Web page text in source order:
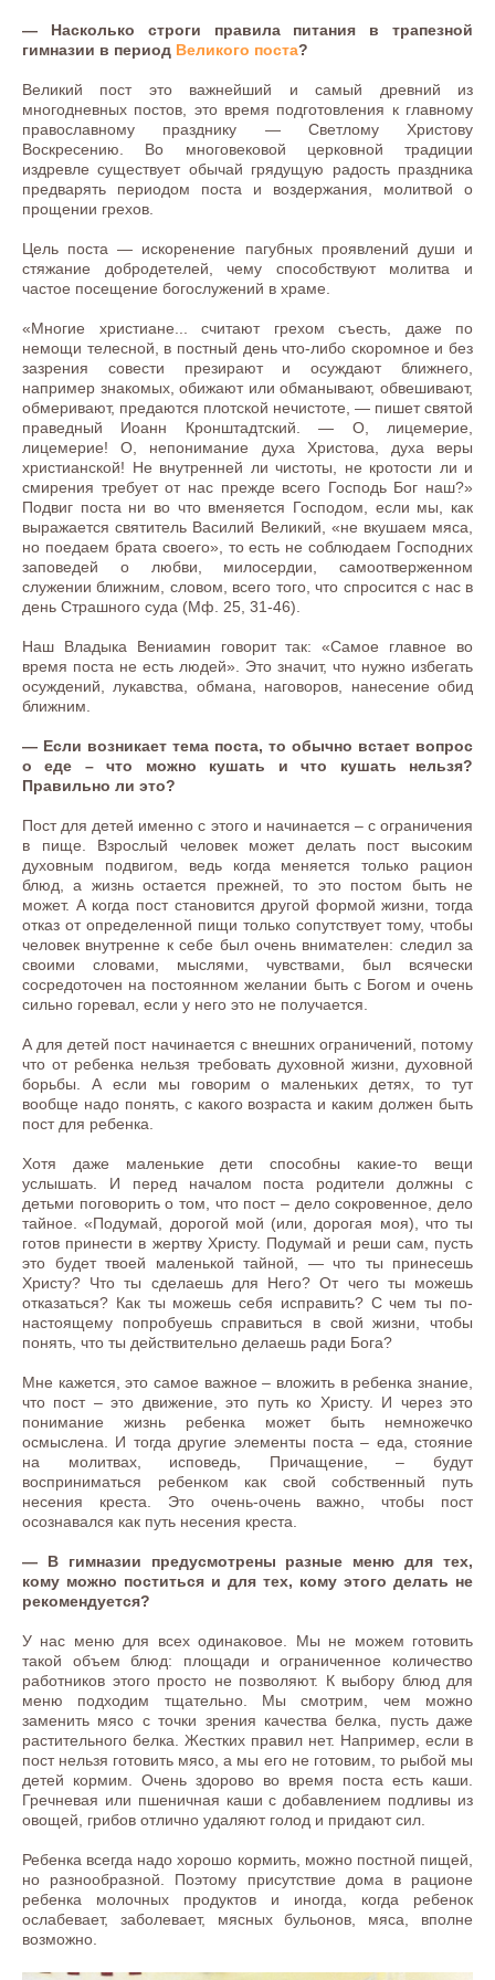
— Насколько строги правила питания в трапезной
гимназии в период Великого поста?
Великий пост это важнейший и самый древний из
многодневных постов, это время подготовления к главному
православному празднику — Светлому Христову
Воскресению. Во многовековой церковной традиции
издревле существует обычай грядущую радость праздника
предварять периодом поста и воздержания, молитвой о
прощении грехов.
Цель поста — искоренение пагубных проявлений души и
стяжание добродетелей, чему способствуют молитва и
частое посещение богослужений в храме.
«Многие христиане... считают грехом съесть, даже по
немощи телесной, в постный день что-либо скоромное и без
зазрения совести презирают и осуждают ближнего,
например знакомых, обижают или обманывают, обвешивают,
обмеривают, предаются плотской нечистоте, — пишет святой
праведный Иоанн Кронштадтский. — О, лицемерие,
лицемерие! О, непонимание духа Христова, духа веры
христианской! Не внутренней ли чистоты, не кротости ли и
смирения требует от нас прежде всего Господь Бог наш?»
Подвиг поста ни во что вменяется Господом, если мы, как
выражается святитель Василий Великий, «не вкушаем мяса,
но поедаем брата своего», то есть не соблюдаем Господних
заповедей о любви, милосердии, самоотверженном
служении ближним, словом, всего того, что спросится с нас в
день Страшного суда (Мф. 25, 31-46).
Наш Владыка Вениамин говорит так: «Самое главное во
время поста не есть людей». Это значит, что нужно избегать
осуждений, лукавства, обмана, наговоров, нанесение обид
ближним.
— Если возникает тема поста, то обычно встает вопрос
о еде – что можно кушать и что кушать нельзя?
Правильно ли это?
Пост для детей именно с этого и начинается – с ограничения
в пище. Взрослый человек может делать пост высоким
духовным подвигом, ведь когда меняется только рацион
блюд, а жизнь остается прежней, то это постом быть не
может. А когда пост становится другой формой жизни, тогда
отказ от определенной пищи только сопутствует тому, чтобы
человек внутренне к себе был очень внимателен: следил за
своими словами, мыслями, чувствами, был всячески
сосредоточен на постоянном желании быть с Богом и очень
сильно горевал, если у него это не получается.
А для детей пост начинается с внешних ограничений, потому
что от ребенка нельзя требовать духовной жизни, духовной
борьбы. А если мы говорим о маленьких детях, то тут
вообще надо понять, с какого возраста и каким должен быть
пост для ребенка.
Хотя даже маленькие дети способны какие-то вещи
услышать. И перед началом поста родители должны с
детьми поговорить о том, что пост – дело сокровенное, дело
тайное. «Подумай, дорогой мой (или, дорогая моя), что ты
готов принести в жертву Христу. Подумай и реши сам, пусть
это будет твоей маленькой тайной, — что ты принесешь
Христу? Что ты сделаешь для Него? От чего ты можешь
отказаться? Как ты можешь себя исправить? С чем ты по-
настоящему попробуешь справиться в свой жизни, чтобы
понять, что ты действительно делаешь ради Бога?
Мне кажется, это самое важное – вложить в ребенка знание,
что пост – это движение, это путь ко Христу. И через это
понимание жизнь ребенка может быть немножечко
осмыслена. И тогда другие элементы поста – еда, стояние
на молитвах, исповедь, Причащение, – будут
восприниматься ребенком как свой собственный путь
несения креста. Это очень-очень важно, чтобы пост
осознавался как путь несения креста.
— В гимназии предусмотрены разные меню для тех,
кому можно поститься и для тех, кому этого делать не
рекомендуется?
У нас меню для всех одинаковое. Мы не можем готовить
такой объем блюд: площади и ограниченное количество
работников этого просто не позволяют. К выбору блюд для
меню подходим тщательно. Мы смотрим, чем можно
заменить мясо с точки зрения качества белка, пусть даже
растительного белка. Жестких правил нет. Например, если в
пост нельзя готовить мясо, а мы его не готовим, то рыбой мы
детей кормим. Очень здорово во время поста есть каши.
Гречневая или пшеничная каши с добавлением подливы из
овощей, грибов отлично удаляют голод и придают сил.
Ребенка всегда надо хорошо кормить, можно постной пищей,
но разнообразной. Поэтому присутствие дома в рационе
ребенка молочных продуктов и иногда, когда ребенок
ослабевает, заболевает, мясных бульонов, мяса, вполне
возможно.